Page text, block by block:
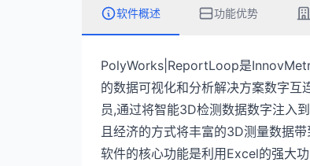
软件概述 功能优势
PolyWorks|ReportLoop是
的数据可视化和分析解决方案数字
员,通过将智能3D检测数据数字注入
且经济的方式将丰富的3D测量数据带
软件的核心功能是利用Excel的强大